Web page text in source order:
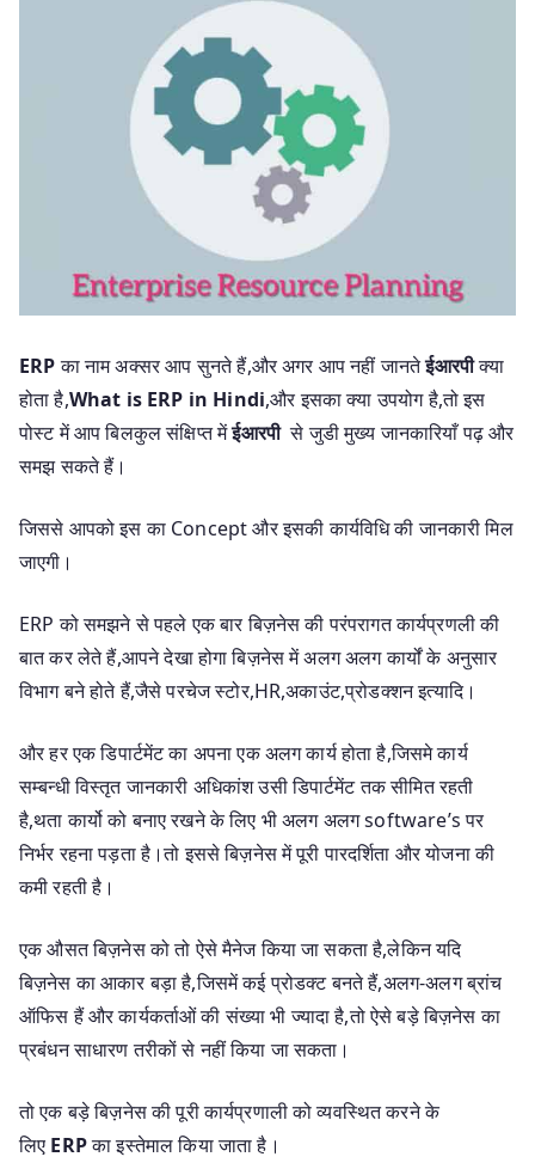
ERPका नाम अक्सर आप सुनते हैं,और अगर आप नहीं जानतेईआरपीक्या
होता है,What is ERP in Hindi,और इसका क्या उपयोग है,तो इस
पोस्ट में आप बिलकुल संक्षिप्त मेंईआरपीसे जुडी मुख्य जानकारियाँ पढ़ और
समझ सकते हैं।
जिससे आपको इस का Concept और इसकी कार्यविधि की जानकारी मिल
जाएगी।
ERP को समझने से पहले एक बार बिज़नेस की परंपरागत कार्यप्रणली की
बात कर लेते हैं,आपने देखा होगा बिज़नेस में अलग अलग कार्यों के अनुसार
विभाग बने होते हैं,जैसे परचेज स्टोर,HR,अकाउंट,प्रोडक्शन इत्यादि।
और हर एक डिपार्टमेंट का अपना एक अलग कार्य होता है,जिसमे कार्य
सम्बन्धी विस्तृत जानकारी अधिकांश उसी डिपार्टमेंट तक सीमित रहती
है,थता कार्यो को बनाए रखने के लिए भी अलग अलग software’s पर
निर्भर रहना पड़ता है।तो इससे बिज़नेस में पूरी पारदर्शिता और योजना की
कमी रहती है।
एक औसत बिज़नेस को तो ऐसे मैनेज किया जा सकता है,लेकिन यदि
बिज़नेस का आकार बड़ा है,जिसमें कई प्रोडक्ट बनते हैं,अलग-अलग ब्रांच
ऑफिस हैं और कार्यकर्ताओं की संख्या भी ज्यादा है,तो ऐसे बड़े बिज़नेस का
प्रबंधन साधारण तरीकों से नहीं किया जा सकता।
तो एक बड़े बिज़नेस की पूरी कार्यप्रणाली को व्यवस्थित करने के
लिए ERPका इस्तेमाल किया जाता है।